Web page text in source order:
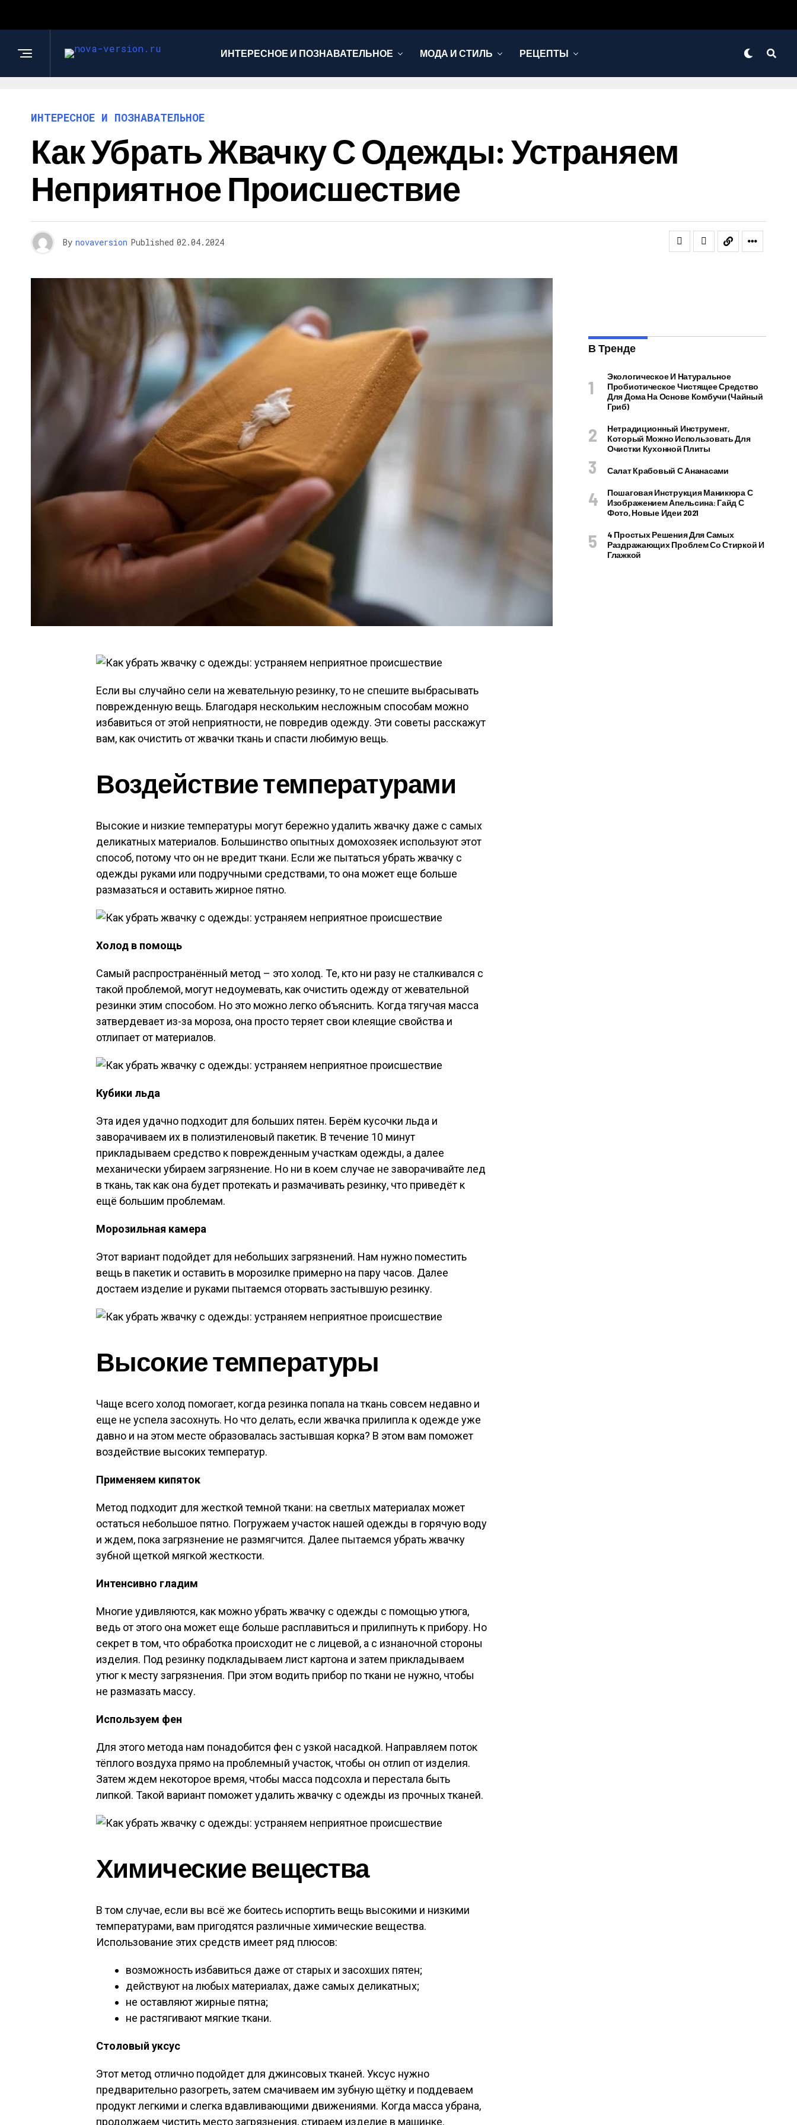
ИНТЕРЕСНОЕ И ПОЗНАВАТЕЛЬНОЕ МОДА И СТИЛЬ РЕЦЕПТЫ
ИНТЕРЕСНОЕ И ПОЗНАВАТЕЛЬНОЕ
Как Убрать Жвачку С Одежды: Устраняем
Неприятное Происшествие
By novaversion Published 02.04.2024
Если вы случайно сели на жевательную резинку, то не спешите выбрасывать
поврежденную вещь. Благодаря нескольким несложным способам можно
избавиться от этой неприятности, не повредив одежду. Эти советы расскажут
вам, как очистить от жвачки ткань и спасти любимую вещь.
Воздействие температурами
Высокие и низкие температуры могут бережно удалить жвачку даже с самых
деликатных материалов. Большинство опытных домохозяек используют этот
способ, потому что он не вредит ткани. Если же пытаться убрать жвачку с
одежды руками или подручными средствами, то она может еще больше
размазаться и оставить жирное пятно.
Холод в помощь
Самый распространённый метод – это холод. Те, кто ни разу не сталкивался с
такой проблемой, могут недоумевать, как очистить одежду от жевательной
резинки этим способом. Но это можно легко объяснить. Когда тягучая масса
затвердевает из-за мороза, она просто теряет свои клеящие свойства и
отлипает от материалов.
Кубики льда
Эта идея удачно подходит для больших пятен. Берём кусочки льда и
заворачиваем их в полиэтиленовый пакетик. В течение 10 минут
прикладываем средство к поврежденным участкам одежды, а далее
механически убираем загрязнение. Но ни в коем случае не заворачивайте лед
в ткань, так как она будет протекать и размачивать резинку, что приведёт к
ещё большим проблемам.
Морозильная камера
Этот вариант подойдет для небольших загрязнений. Нам нужно поместить
вещь в пакетик и оставить в морозилке примерно на пару часов. Далее
достаем изделие и руками пытаемся оторвать застывшую резинку.
Высокие температуры
Чаще всего холод помогает, когда резинка попала на ткань совсем недавно и
еще не успела засохнуть. Но что делать, если жвачка прилипла к одежде уже
давно и на этом месте образовалась застывшая корка? В этом вам поможет
воздействие высоких температур.
Применяем кипяток
Метод подходит для жесткой темной ткани: на светлых материалах может
остаться небольшое пятно. Погружаем участок нашей одежды в горячую воду
и ждем, пока загрязнение не размягчится. Далее пытаемся убрать жвачку
зубной щеткой мягкой жесткости.
Интенсивно гладим
Многие удивляются, как можно убрать жвачку с одежды с помощью утюга,
ведь от этого она может еще больше расплавиться и прилипнуть к прибору. Но
секрет в том, что обработка происходит не с лицевой, а с изнаночной стороны
изделия. Под резинку подкладываем лист картона и затем прикладываем
утюг к месту загрязнения. При этом водить прибор по ткани не нужно, чтобы
не размазать массу.
Используем фен
Для этого метода нам понадобится фен с узкой насадкой. Направляем поток
тёплого воздуха прямо на проблемный участок, чтобы он отлип от изделия.
Затем ждем некоторое время, чтобы масса подсохла и перестала быть
липкой. Такой вариант поможет удалить жвачку с одежды из прочных тканей.
Химические вещества
В том случае, если вы всё же боитесь испортить вещь высокими и низкими
температурами, вам пригодятся различные химические вещества.
Использование этих средств имеет ряд плюсов:
возможность избавиться даже от старых и засохших пятен;
действуют на любых материалах, даже самых деликатных;
не оставляют жирные пятна;
не растягивают мягкие ткани.
Столовый уксус
Этот метод отлично подойдет для джинсовых тканей. Уксус нужно
предварительно разогреть, затем смачиваем им зубную щётку и поддеваем
продукт легкими и слегка вдавливающими движениями. Когда масса убрана,
продолжаем чистить место загрязнения, стираем изделие в машинке.
В Тренде
Экологическое И Натуральное
Пробиотическое Чистящее Средство
Для Дома На Основе Комбучи (чайный
Гриб)
Нетрадиционный Инструмент,
Который Можно Использовать Для
Очистки Кухонной Плиты
Салат Крабовый С Ананасами
Пошаговая Инструкция Маникюра С
Изображением Апельсина: Гайд С
Фото, Новые Идеи 2021
4 Простых Решения Для Самых
Раздражающих Проблем Со Стиркой И
Глажкой